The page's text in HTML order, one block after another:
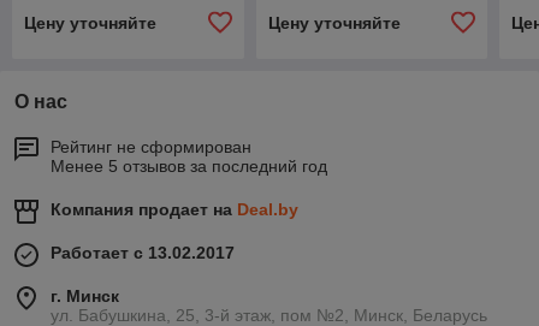
Цену уточняйте
Цену уточняйте
О нас
Рейтинг не сформирован
Менее 5 отзывов за последний год
Компания продает на Deal.by
Работает с 13.02.2017
г. Минск
ул. Бабушкина, 25, 3-й этаж, пом №2, Минск, Беларусь